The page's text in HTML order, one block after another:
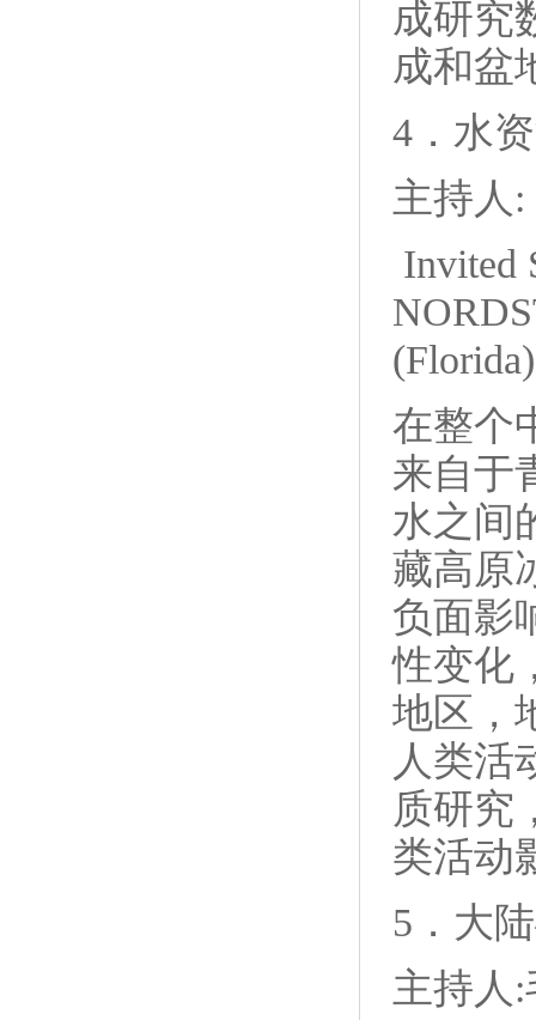
成研究
成和盆
4．水
主持人:
Invited
(Florida)
在整个
来自于
水之间
藏高原
负面影
性变化
地区，
人类活
质研究
类活动
5．大
主持人: